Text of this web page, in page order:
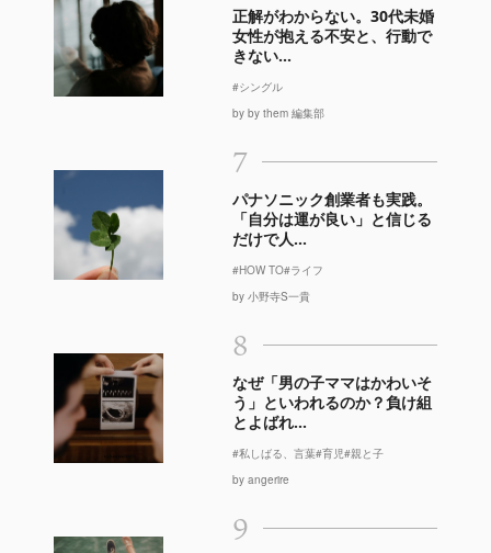
正解がわからない。30代未婚
女性が抱える不安と、行動で
きない...
#シングル
by by them 編集部
7
パナソニック創業者も実践。
「自分は運が良い」と信じる
だけで人...
#HOW TO#ライフ
by 小野寺S一貴
8
なぜ「男の子ママはかわいそ
う」といわれるのか？負け組
とよばれ...
#私しばる、言葉#育児#親と子
by angerire
9